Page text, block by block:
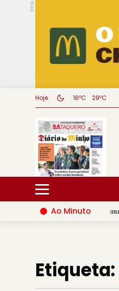
PUB.
Hoje 16ºC 29ºC
Ao Minuto
e à inovação do mundo da moda
Etiqueta: